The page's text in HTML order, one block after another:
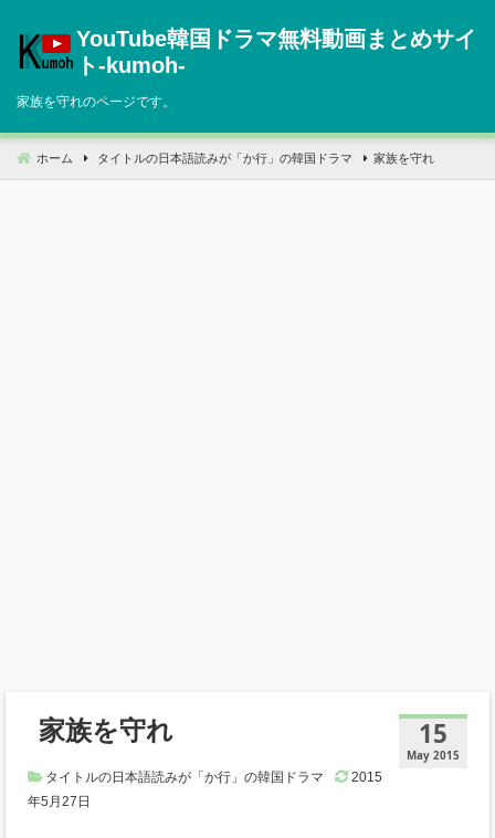
へ
動
YouTube韓国ドラマ無料動画まとめサイ
ト‐kumoh‐
家族を守れのページです。
ホーム タイトルの日本語読みが「か行」の韓国ドラマ 家族を守れ
15
May 2015
家族を守れ
タイトルの日本語読みが「か行」の韓国ドラマ
2015
年5月27日